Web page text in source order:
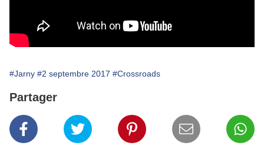
#Jarny #2 septembre 2017 #Crossroads
Partager